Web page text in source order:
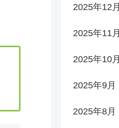
2025年12月
2025年11月
2025年10月
2025年9月
2025年8月